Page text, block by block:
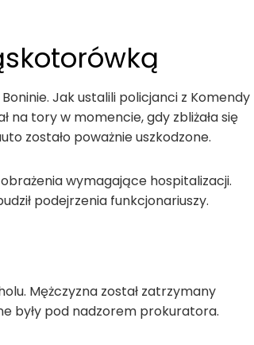
Jak ustalili policjanci z Komendy
na tory w momencie, gdy zbliżała się
zostało poważnie uszkodzone.
wymagające hospitalizacji.
podejrzenia funkcjonariuszy.
Mężczyzna został zatrzymany
były pod nadzorem prokuratora.